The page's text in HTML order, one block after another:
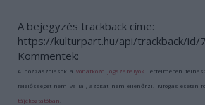
A bejegyzés trackback címe:
https://kulturpart.hu/api/trackback/id/
Kommentek:
A hozzászólások avonatkozó jogszabályok értelmében
felelősséget nem vállal, azokat nem ellenőrzi. Kifogás esetén
tájékoztatóban